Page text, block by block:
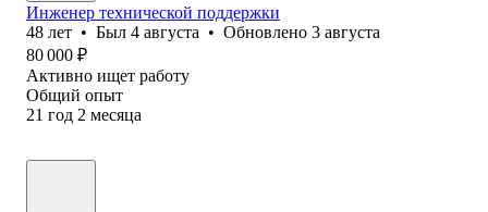
Инженер технической поддержки
48 лет • Был 4 августа • Обновлено 3 августа
80 000 ₽
Активно ищет работу
Общий опыт
21 год 2 месяца